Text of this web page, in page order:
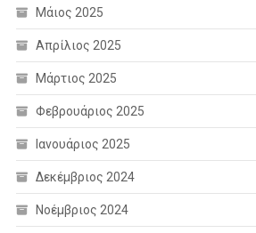
Μάιος 2025
Απρίλιος 2025
Μάρτιος 2025
Φεβρουάριος 2025
Ιανουάριος 2025
Δεκέμβριος 2024
Νοέμβριος 2024